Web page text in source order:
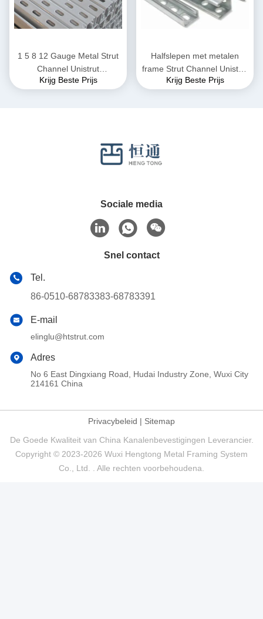
1 5 8 12 Gauge Metal Strut
Channel Unistrut
gegalvaniseerd
Krijg Beste Prijs
Halfslepen met metalen
frame Strut Channel Unistrut
41x41
Krijg Beste Prijs
Sociale media
Snel contact
Tel.
86-0510-68783383-68783391
E-mail
elinglu@htstrut.com
Adres
No 6 East Dingxiang Road, Hudai Industry Zone, Wuxi City
214161 China
Privacybeleid | Sitemap
De Goede Kwaliteit van China Kanalenbevestigingen Leverancier.
Copyright © 2023-2026 Wuxi Hengtong Metal Framing System
Co., Ltd. . Alle rechten voorbehoudena.